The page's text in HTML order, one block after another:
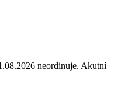
neordinuje. Akutní